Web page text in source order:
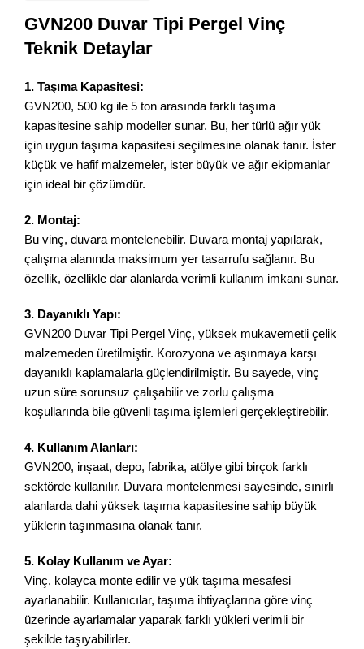
GVN200 Duvar Tipi Pergel Vinç
Teknik Detaylar
1. Taşıma Kapasitesi:
GVN200, 500 kg ile 5 ton arasında farklı taşıma
kapasitesine sahip modeller sunar. Bu, her türlü ağır yük
için uygun taşıma kapasitesi seçilmesine olanak tanır. İster
küçük ve hafif malzemeler, ister büyük ve ağır ekipmanlar
için ideal bir çözümdür.
2. Montaj:
Bu vinç, duvara montelenebilir. Duvara montaj yapılarak,
çalışma alanında maksimum yer tasarrufu sağlanır. Bu
özellik, özellikle dar alanlarda verimli kullanım imkanı sunar.
3. Dayanıklı Yapı:
GVN200 Duvar Tipi Pergel Vinç, yüksek mukavemetli çelik
malzemeden üretilmiştir. Korozyona ve aşınmaya karşı
dayanıklı kaplamalarla güçlendirilmiştir. Bu sayede, vinç
uzun süre sorunsuz çalışabilir ve zorlu çalışma
koşullarında bile güvenli taşıma işlemleri gerçekleştirebilir.
4. Kullanım Alanları:
GVN200, inşaat, depo, fabrika, atölye gibi birçok farklı
sektörde kullanılır. Duvara montelenmesi sayesinde, sınırlı
alanlarda dahi yüksek taşıma kapasitesine sahip büyük
yüklerin taşınmasına olanak tanır.
5. Kolay Kullanım ve Ayar:
Vinç, kolayca monte edilir ve yük taşıma mesafesi
ayarlanabilir. Kullanıcılar, taşıma ihtiyaçlarına göre vinç
üzerinde ayarlamalar yaparak farklı yükleri verimli bir
şekilde taşıyabilirler.